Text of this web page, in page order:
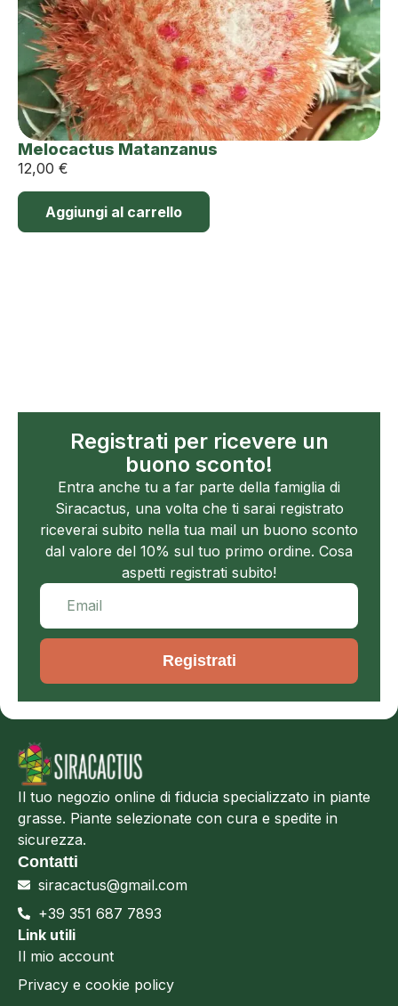
Melocactus Matanzanus
12,00 €
Aggiungi al carrello
Registrati per ricevere un
buono sconto!
Entra anche tu a far parte della famiglia di
Siracactus, una volta che ti sarai registrato
riceverai subito nella tua mail un buono sconto
dal valore del 10% sul tuo primo ordine. Cosa
aspetti registrati subito!
Registrati
Il tuo negozio online di fiducia specializzato in piante
grasse. Piante selezionate con cura e spedite in
sicurezza.
Contatti
siracactus@gmail.com
+39 351 687 7893
Link utili
Il mio account
Privacy e cookie policy